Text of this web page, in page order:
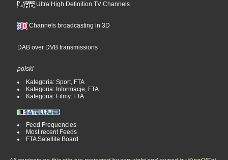
Ultra High Definition TV Channels
Channels broadcasting in 3D
DAB over DVB transmissions
polski
Kategoria: Sport, FTA
Kategoria: Informacje, FTA
Kategoria: Filmy, FTA
Feed Frequencies
Most recent Feeds
FTA Satellite Board